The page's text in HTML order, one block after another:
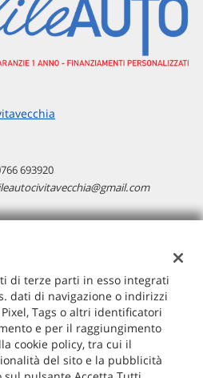
693920
(RM)
di terze parti in esso integrati
dati di navigazione o indirizzi
Tags o altri identificatori
e per il raggiungimento
cookie policy, tra cui il
del sito e la pubblicità